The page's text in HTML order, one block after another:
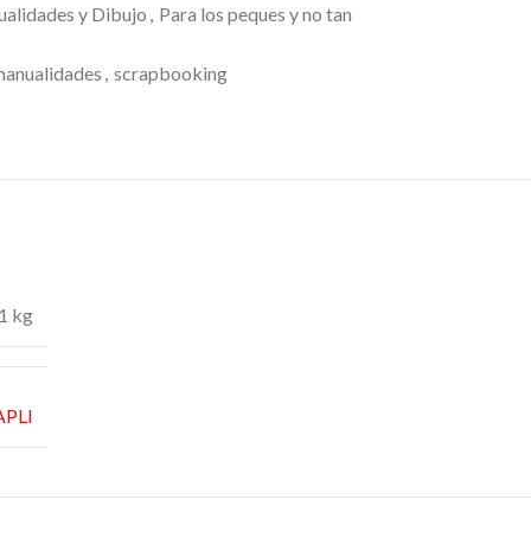
y Dibujo
Para los peques y no tan
scrapbooking
kg